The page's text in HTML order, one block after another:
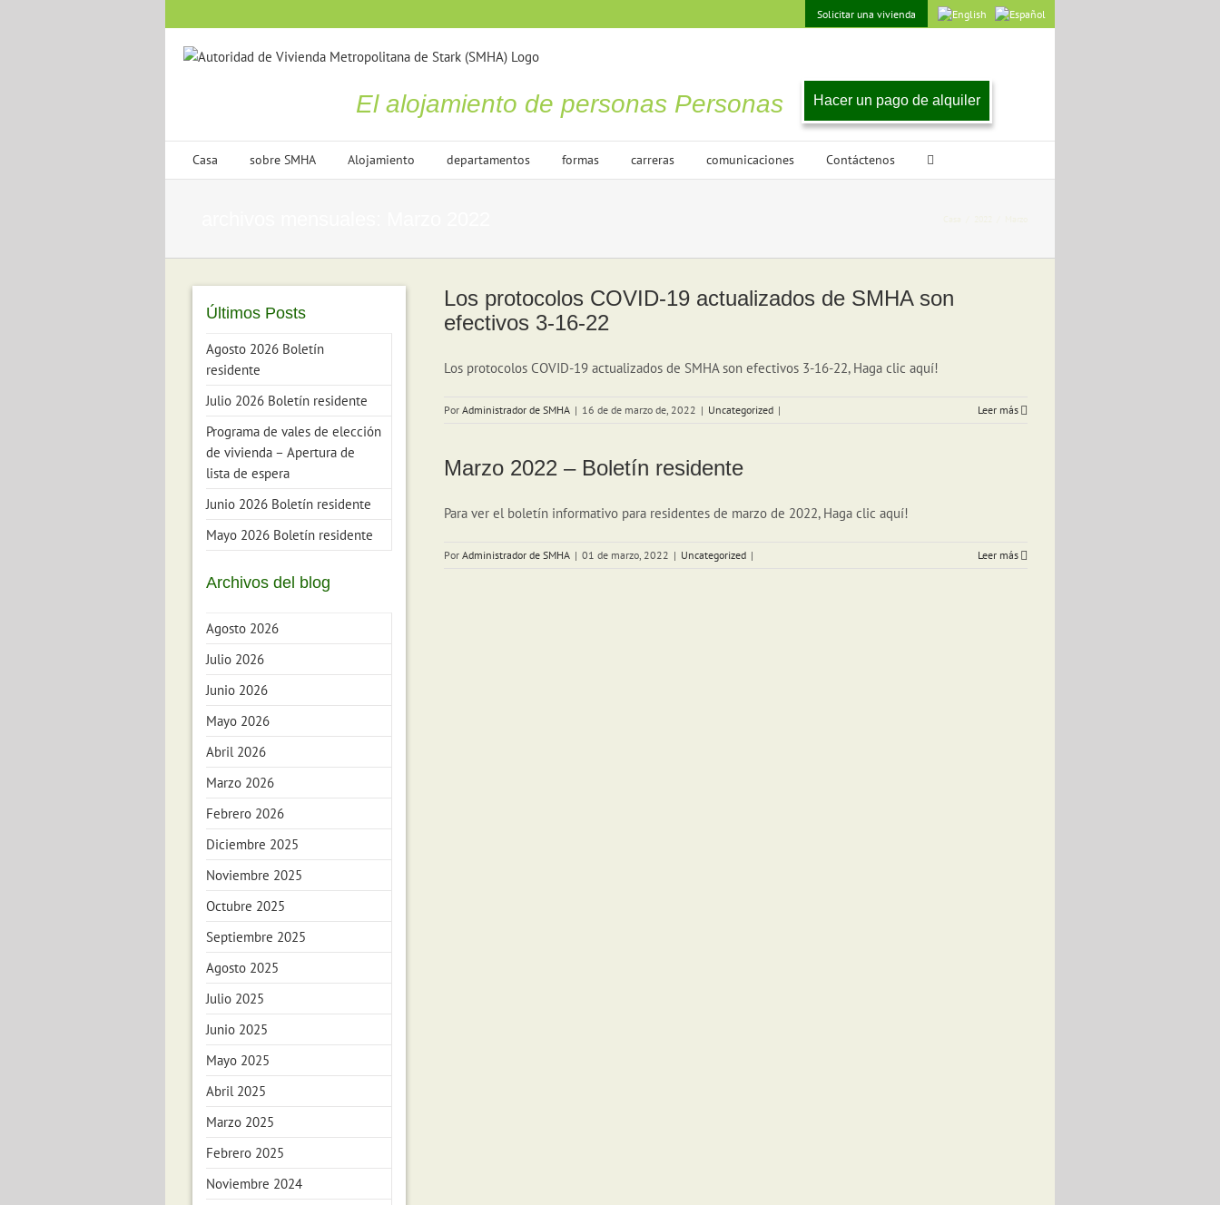
Solicitar una vivienda
El alojamiento de personas Personas Hacer un pago de alquiler
Casa sobre SMHA Alojamiento departamentos formas carreras comunicaciones Contáctenos
Los protocolos COVID-19 actualizados de SMHA son
efectivos 3-16-22
Los protocolos COVID-19 actualizados de SMHA son efectivos 3-16-22, Haga clic aquí!
PorAdministrador de SMHA | 16 de de marzo de, 2022 | Uncategorized | Leer más
Marzo 2022 – Boletín residente
Para ver el boletín informativo para residentes de marzo de 2022, Haga clic aquí!
PorAdministrador de SMHA | 01 de marzo, 2022 | Uncategorized | Leer más
Últimos Posts
Agosto 2026 Boletín
residente
Julio 2026 Boletín residente
Programa de vales de elección
de vivienda – Apertura de
lista de espera
Junio 2026 Boletín residente
Mayo 2026 Boletín residente
Archivos del blog
Agosto 2026
Julio 2026
Junio 2026
Mayo 2026
Abril 2026
Marzo 2026
Febrero 2026
Diciembre 2025
Noviembre 2025
Octubre 2025
Septiembre 2025
Agosto 2025
Julio 2025
Junio 2025
Mayo 2025
Abril 2025
Marzo 2025
Febrero 2025
Noviembre 2024